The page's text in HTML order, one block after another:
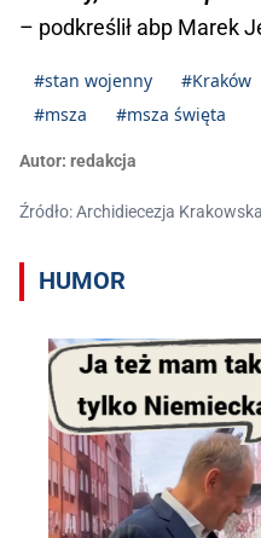
– podkreślił abp Marek
#stan wojenny #Kraków
#msza
#msza święta
Autor: redakcja
Źródło: Archidiecezja
HUMOR